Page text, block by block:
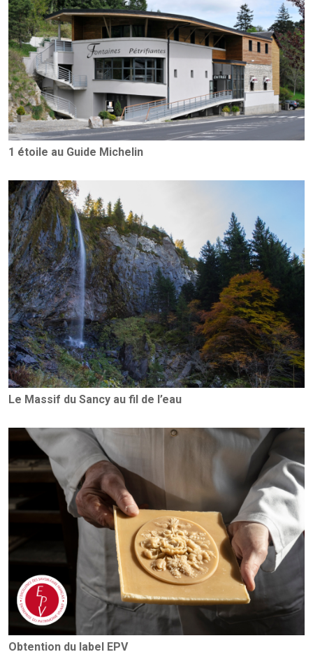
1 étoile au Guide Michelin
Le Massif du Sancy au fil de l’eau
Obtention du label EPV